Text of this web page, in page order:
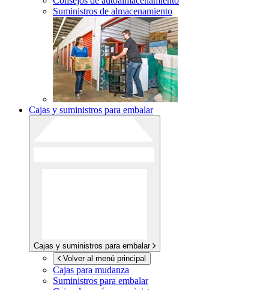
Suministros de almacenamiento
Cajas y suministros para embalar
Cajas y suministros para embalar
Volver al menú principal
Cajas para mudanza
Suministros para embalar